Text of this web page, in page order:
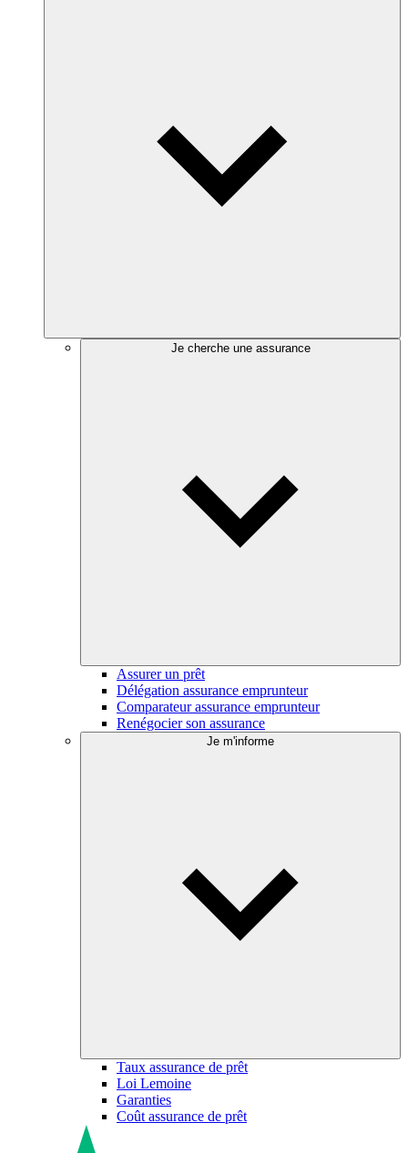
Je cherche une assurance
Assurer un prêt
Délégation assurance emprunteur
Comparateur assurance emprunteur
Renégocier son assurance
Je m'informe
Taux assurance de prêt
Loi Lemoine
Garanties
Coût assurance de prêt